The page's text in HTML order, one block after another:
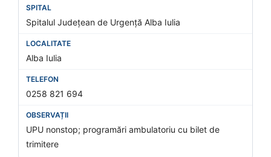
Spitalul Județean de Urgență Alba Iulia
Alba Iulia
0258 821 694
UPU nonstop; programări ambulatoriu cu bilet de
trimitere